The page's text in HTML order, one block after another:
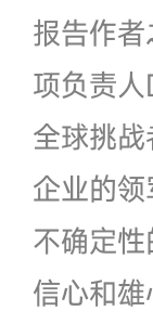
报告作
项负责
全球挑
企业的
不确定
信心和